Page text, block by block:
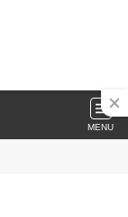
MENU